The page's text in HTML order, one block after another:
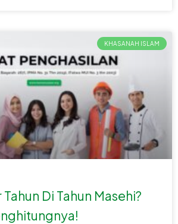
KHASANAH ISLAM
Di Tahun Masehi?